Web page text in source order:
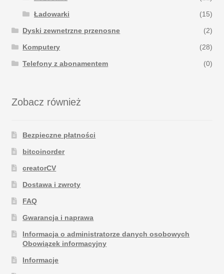
Ładowarki (15)
Dyski zewnetrzne przenosne (2)
Komputery (28)
Telefony z abonamentem (0)
Zobacz również
Bezpieczne płatności
bitcoinorder
creatorCV
Dostawa i zwroty
FAQ
Gwarancja i naprawa
Informacja o administratorze danych osobowych
Obowiązek informacyjny
Informacje